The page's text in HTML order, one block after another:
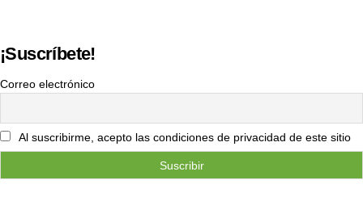
¡Suscríbete!
Correo electrónico
Al suscribirme, acepto las condiciones de privacidad de este sitio